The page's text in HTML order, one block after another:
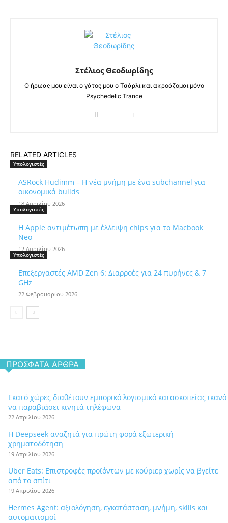
Στέλιος Θεοδωρίδης
Ο ήρωας μου είναι ο γάτος μου ο Τσάρλι και ακροάζομαι μόνο
Psychedelic Trance
RELATED ARTICLES
Υπολογιστές
ASRock Hudimm – Η νέα μνήμη με ένα subchannel για
οικονομικά builds
18 Απριλίου 2026
Υπολογιστές
Η Apple αντιμέτωπη με έλλειψη chips για το Macbook
Neo
12 Απριλίου 2026
Υπολογιστές
Επεξεργαστές AMD Zen 6: Διαρροές για 24 πυρήνες & 7
GHz
22 Φεβρουαρίου 2026
ΠΡΌΣΦΑΤΑ ΆΡΘΡΑ
Εκατό χώρες διαθέτουν εμπορικό λογισμικό κατασκοπείας ικανό
να παραβιάσει κινητά τηλέφωνα
22 Απριλίου 2026
Η Deepseek αναζητά για πρώτη φορά εξωτερική
χρηματοδότηση
19 Απριλίου 2026
Uber Eats: Επιστροφές προϊόντων με κούριερ χωρίς να βγείτε
από το σπίτι
19 Απριλίου 2026
Hermes Agent: αξιολόγηση, εγκατάσταση, μνήμη, skills και
αυτοματισμοί